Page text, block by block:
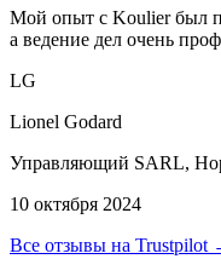
Мой опыт с Koulier был
а ведение дел очень
LG
Lionel Godard
Управляющий SARL,
10 октября 2024
Все отзывы на Trustpilot